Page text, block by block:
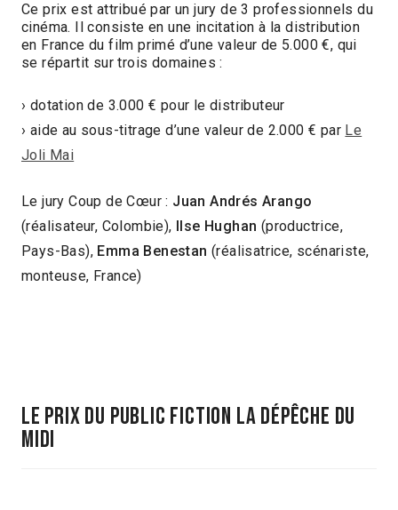
Ce prix est attribué par un jury de 3 professionnels du
cinéma.
Il consiste en une incitation à la distribution
en France du film primé d’une valeur de 5.000 €, qui
se répartit sur trois domaines :
› dotation de 3.000 € pour le distributeur
› aide au sous-titrage d’une valeur de 2.000 € par Le
Joli Mai
Le jury Coup de Cœur : Juan Andrés Arango
(réalisateur, Colombie),
Ilse Hughan (productrice,
Pays-Bas), Emma Benestan (réalisatrice, scénariste,
monteuse, France)
LE PRIX DU PUBLIC Fiction LA DÉPÊCHE DU
MIDI